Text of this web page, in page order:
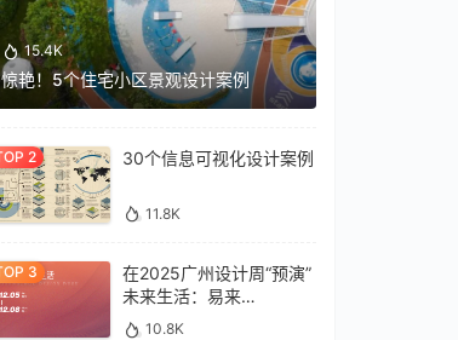
15.4K
惊艳！5个住宅小区景观设计案例
30个信息可视化设计案例
11.8K
在2025广州设计周“预演”
未来生活：易来
xControl4展位待您亲鉴
10.8K